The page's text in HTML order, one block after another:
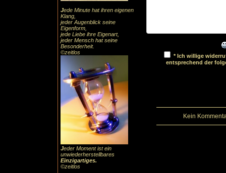
Jede Minute hat ihren eigenen
Klang,
jeder Augenblick seine
Eigenform,
jede Liebe ihre Eigenart,
jeder Mensch hat seine
Besonderheit.
©zeitlos
Jeder Moment ist ein
unwiederherstellbares
Einzigartiges.
©zeitlos
* Ich willige
entsprechend der
Kein